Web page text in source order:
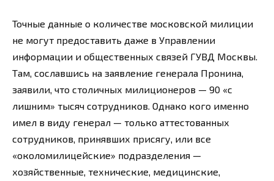
Точные данные о количестве московской милиции
не могут предоставить даже в Управлении
информации и общественных связей ГУВД Москвы.
Там, сославшись на заявление генерала Пронина,
заявили, что столичных милиционеров — 90 «с
лишним» тысяч сотрудников. Однако кого именно
имел в виду генерал — только аттестованных
сотрудников, принявших присягу, или все
«околомилицейские» подразделения —
хозяйственные, технические, медицинские,